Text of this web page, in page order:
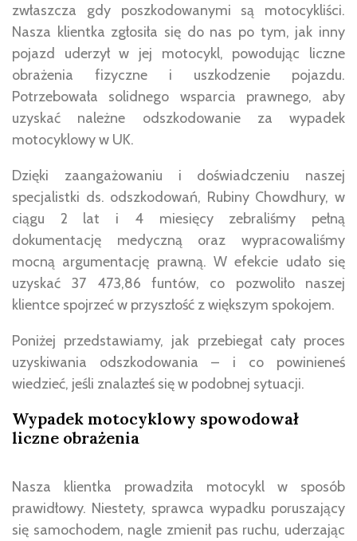
zwłaszcza gdy poszkodowanymi są motocykliści.
Nasza klientka zgłosiła się do nas po tym, jak inny
pojazd uderzył w jej motocykl, powodując liczne
obrażenia fizyczne i uszkodzenie pojazdu.
Potrzebowała solidnego wsparcia prawnego, aby
uzyskać należne odszkodowanie za wypadek
motocyklowy w UK.
Dzięki zaangażowaniu i doświadczeniu naszej
specjalistki ds. odszkodowań, Rubiny Chowdhury, w
ciągu 2 lat i 4 miesięcy zebraliśmy pełną
dokumentację medyczną oraz wypracowaliśmy
mocną argumentację prawną. W efekcie udało się
uzyskać 37 473,86 funtów, co pozwoliło naszej
klientce spojrzeć w przyszłość z większym spokojem.
Poniżej przedstawiamy, jak przebiegał cały proces
uzyskiwania odszkodowania – i co powinieneś
wiedzieć, jeśli znalazłeś się w podobnej sytuacji.
Wypadek motocyklowy spowodował
liczne obrażenia
Nasza klientka prowadziła motocykl w sposób
prawidłowy. Niestety, sprawca wypadku poruszający
się samochodem, nagle zmienił pas ruchu, uderzając